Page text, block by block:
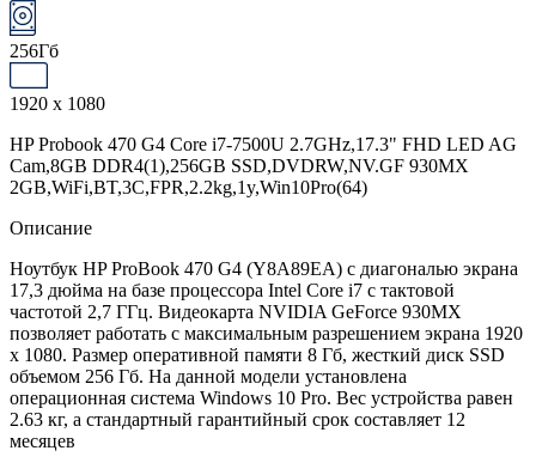
256Гб
1920 x 1080
HP Probook 470 G4 Core i7-7500U 2.7GHz,17.3" FHD LED AG
Cam,8GB DDR4(1),256GB SSD,DVDRW,NV.GF 930MX
2GB,WiFi,BT,3C,FPR,2.2kg,1y,Win10Pro(64)
Описание
Ноутбук HP ProBook 470 G4 (Y8A89EA) с диагональю экрана
17,3 дюйма на базе процессора Intel Core i7 с тактовой
частотой 2,7 ГГц. Видеокарта NVIDIA GeForce 930MX
позволяет работать с максимальным разрешением экрана 1920
x 1080. Размер оперативной памяти 8 Гб, жесткий диск SSD
объемом 256 Гб. На данной модели установлена
операционная система Windows 10 Pro. Вес устройства равен
2.63 кг, а стандартный гарантийный срок составляет 12
месяцев